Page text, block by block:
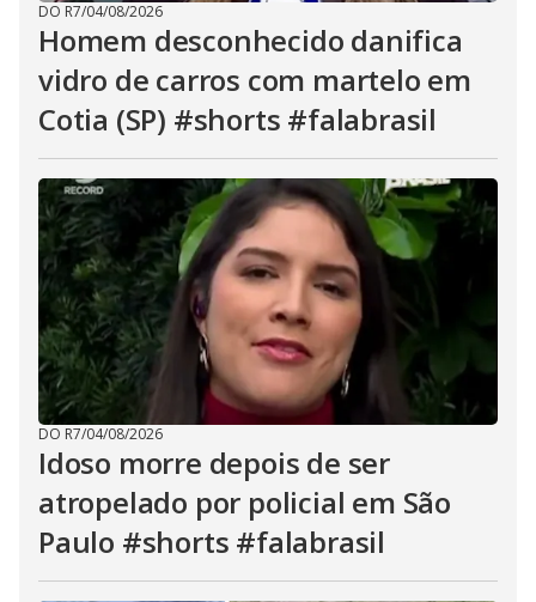
DO R7/04/08/2026
Homem desconhecido danifica
vidro de carros com martelo em
Cotia (SP) #shorts #falabrasil
DO R7/04/08/2026
Idoso morre depois de ser
atropelado por policial em São
Paulo #shorts #falabrasil